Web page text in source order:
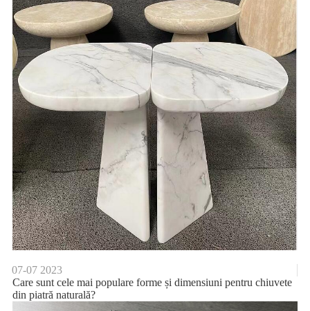
07-07 2023
Care sunt cele mai populare forme și dimensiuni pentru chiuvete
din piatră naturală?